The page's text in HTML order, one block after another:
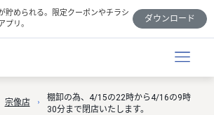
貯められる。限定クーポンやチラシ
プリ。
ダウンロード
宗像店
棚卸の為、4/15の22時から4/16の9時
30分まで閉店いたします。